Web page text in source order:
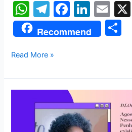
W
h
at
s
A
p
p
T
el
e
gr
a
m
F
a
c
b
o
o
k
Li
n
k
dI
n
E
m
ai
Recommend
e
Read More »